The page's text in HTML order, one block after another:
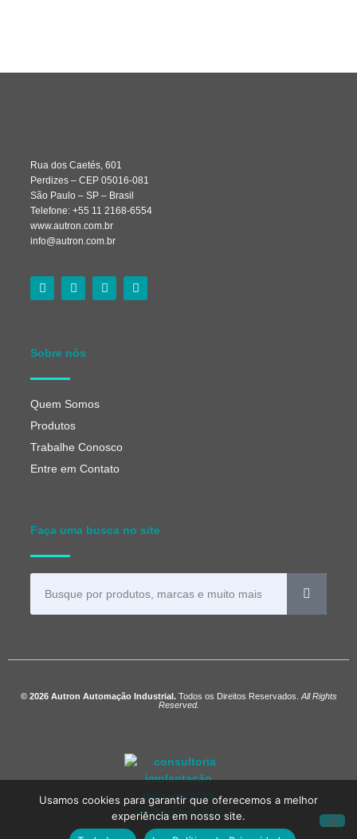
Rua dos Caetés, 601
Perdizes – CEP 05016-081
São Paulo – SP – Brasil
Telefone: +55 11 2168-6554
www.autron.com.br
info@autron.com.br
Sobre nós
Quem Somos
Produtos
Trabalhe Conosco
Entre em Contato
Faça uma busca no site
© 2026 Autron Automação Industrial.Todos os Direitos Reservados. All Rights
Reserved.
Usamos cookies para garantir que oferecemos a melhor
experiência em nosso site.